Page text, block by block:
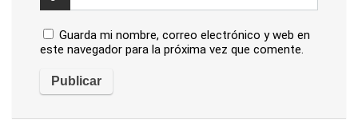
Guarda mi nombre, correo electrónico y web en
este navegador para la próxima vez que comente.